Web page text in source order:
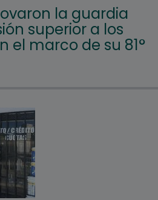
la guardia
superior a los
el marco de su 81°